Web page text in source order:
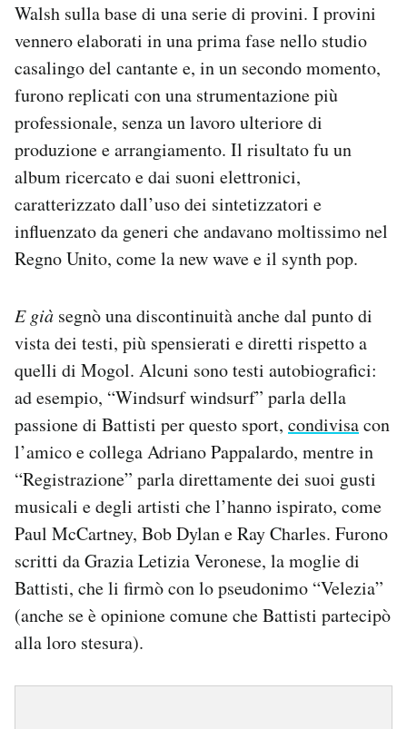
Walsh sulla base di una serie di provini. I provini
vennero elaborati in una prima fase nello studio
casalingo del cantante e, in un secondo momento,
furono replicati con una strumentazione più
professionale, senza un lavoro ulteriore di
produzione e arrangiamento. Il risultato fu un
album ricercato e dai suoni elettronici,
caratterizzato dall’uso dei sintetizzatori e
influenzato da generi che andavano moltissimo nel
Regno Unito, come la new wave e il synth pop.
E già segnò una discontinuità anche dal punto di
vista dei testi, più spensierati e diretti rispetto a
quelli di Mogol. Alcuni sono testi autobiografici:
ad esempio, “Windsurf windsurf” parla della
passione di Battisti per questo sport, condivisacon
l’amico e collega Adriano Pappalardo, mentre in
“Registrazione” parla direttamente dei suoi gusti
musicali e degli artisti che l’hanno ispirato, come
Paul McCartney, Bob Dylan e Ray Charles. Furono
scritti da Grazia Letizia Veronese, la moglie di
Battisti, che li firmò con lo pseudonimo “Velezia”
(anche se è opinione comune che Battisti partecipò
alla loro stesura).